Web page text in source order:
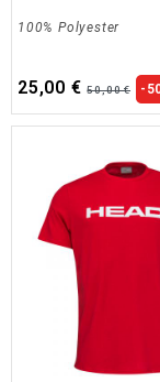
100% Polyester
25,00 € 50,00 € -